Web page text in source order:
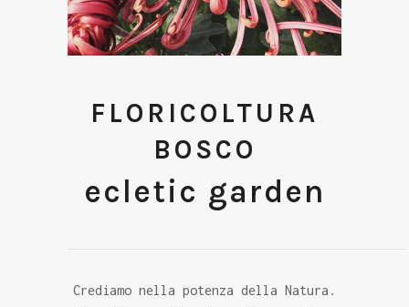
FLORICOLTURA
BOSCO
ecletic garden
Crediamo nella potenza della Natura.